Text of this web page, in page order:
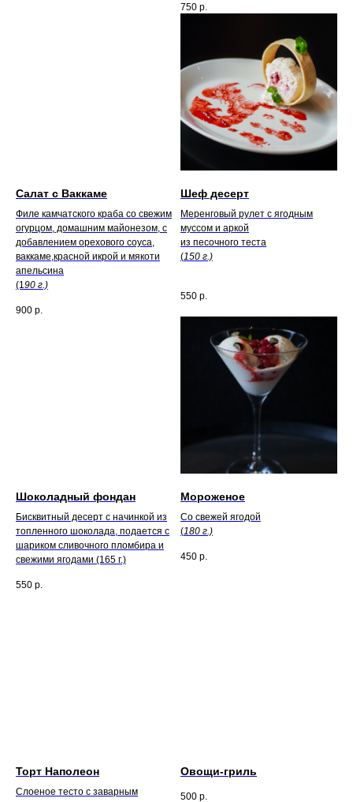
750 р.
Салат с Ваккаме
Филе камчатского краба со свежим
огурцом, домашним майонезом, с
добавлением орехового соуса,
ваккаме,красной икрой и мякоти
апельсина
(190 г.)
900 р.
Шеф десерт
Меренговый рулет с ягодным
муссом и аркой
из песочного теста
(150 г.)
550 р.
Шоколадный фондан
Бисквитный десерт с начинкой из
топленного шоколада, подается с
шариком сливочного пломбира и
свежими ягодами (165 г.)
550 р.
Мороженое
Со свежей ягодой
(180 г.)
450 р.
Торт Наполеон
Слоеное тесто с заварным
Овощи-гриль
500 р.